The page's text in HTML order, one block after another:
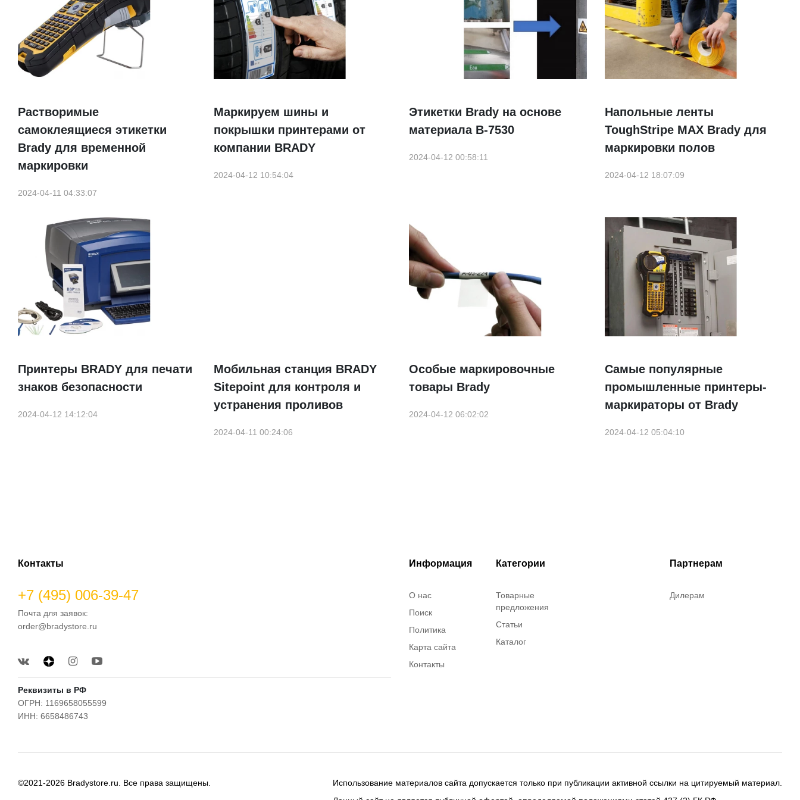
Растворимые
самоклеящиеся этикетки
Brady для временной
маркировки
2024-04-11 04:33:07
Маркируем шины и
покрышки принтерами от
компании BRADY
2024-04-12 10:54:04
Этикетки Brady на основе
материала B-7530
2024-04-12 00:58:11
Напольные ленты
ToughStripe MAX Brady для
маркировки полов
2024-04-12 18:07:09
Принтеры BRADY для печати
знаков безопасности
2024-04-12 14:12:04
Мобильная станция BRADY
Sitepoint для контроля и
устранения проливов
2024-04-11 00:24:06
Особые маркировочные
товары Brady
2024-04-12 06:02:02
Самые популярные
промышленные принтеры-
маркираторы от Brady
2024-04-12 05:04:10
Контакты
+7 (495) 006-39-47
Почта для заявок:
order@bradystore.ru
Реквизиты в РФ
ОГРН: 1169658055599
ИНН: 6658486743
Информация
О нас
Поиск
Политика
Карта сайта
Контакты
Категории
Товарные
предложения
Статьи
Каталог
Партнерам
Дилерам
©2021-2026 Bradystore.ru. Все права защищены.
Использование материалов сайта допускается только при публикации активной ссылки на цитируемый материал.